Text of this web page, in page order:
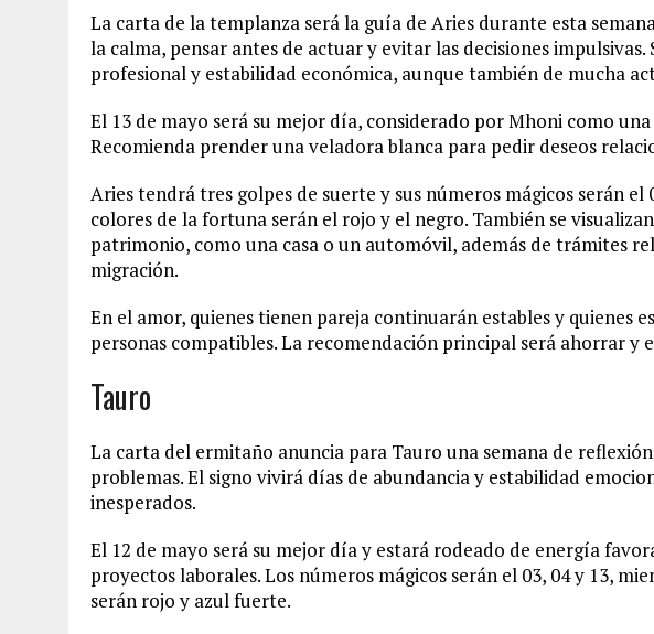
La carta de la templanza será la guía de Aries durante esta
la calma, pensar antes de actuar y evitar las decisiones
profesional y estabilidad económica, aunque también de mucha
El 13 de mayo será su mejor día, considerado por Mhoni como
Recomienda prender una veladora blanca para pedir deseos
Aries tendrá tres golpes de suerte y sus números mágicos serán el
colores de la fortuna serán el rojo y el negro. También se
patrimonio, como una casa o un automóvil, además de trámites
migración.
En el amor, quienes tienen pareja continuarán estables y quienes
personas compatibles. La recomendación principal será ahorrar y
Tauro
La carta del ermitaño anuncia para Tauro una semana de
problemas. El signo vivirá días de abundancia y estabilidad
inesperados.
El 12 de mayo será su mejor día y estará rodeado de energía
proyectos laborales. Los números mágicos serán el 03, 04 y 13,
serán rojo y azul fuerte.